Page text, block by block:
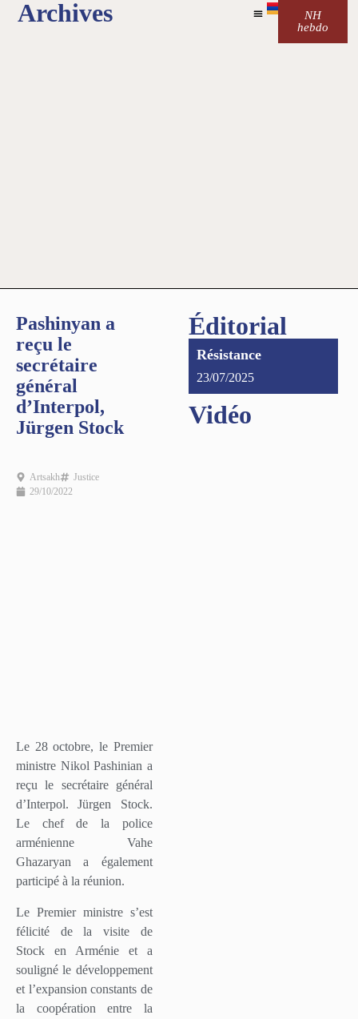
Archives
NH
hebdo
Pashinyan a
reçu le
secrétaire
général
d’Interpol,
Jürgen Stock
Artsakh
Justice
29/10/2022
Le 28 octobre, le Premier
ministre Nikol Pashinian a
reçu le secrétaire général
d’Interpol. Jürgen Stock.
Le chef de la police
arménienne Vahe
Ghazaryan a également
participé à la réunion.
Le Premier ministre s’est
félicité de la visite de
Stock en Arménie et a
souligné le développement
et l’expansion constants de
la coopération entre la
Éditorial
Résistance
23/07/2025
Vidéo